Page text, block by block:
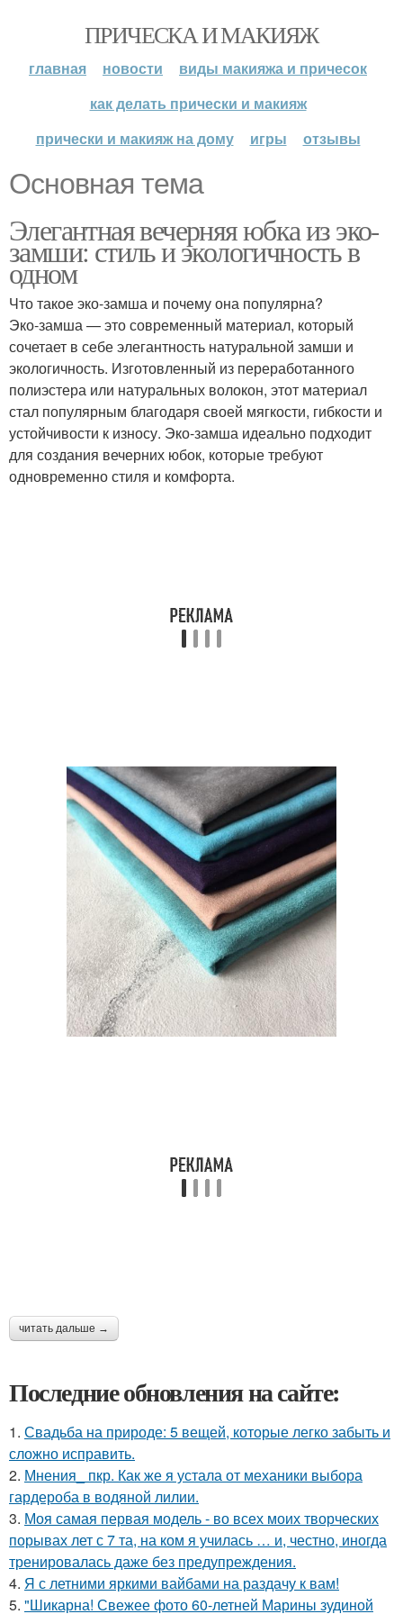
ПРИЧЕСКА И МАКИЯЖ
главная новости
виды макияжа и причесок
как делать прически и макияж
прически и макияж на дому
игры отзывы
Основная тема
Элегантная вечерняя юбка из эко-
замши: стиль и экологичность в
одном
Что такое эко-замша и почему она популярна?
Эко-замша — это современный материал, который
сочетает в себе элегантность натуральной замши и
экологичность. Изготовленный из переработанного
полиэстера или натуральных волокон, этот материал
стал популярным благодаря своей мягкости, гибкости и
устойчивости к износу. Эко-замша идеально подходит
для создания вечерних юбок, которые требуют
одновременно стиля и комфорта.
читать дальше →
Последние обновления на сайте:
1. Свадьба на природе: 5 вещей, которые легко забыть и
сложно исправить.
2. Мнения_ пкр. Как же я устала от механики выбора
гардероба в водяной лилии.
3. Моя самая первая модель - во всех моих творческих
порывах лет с 7 та, на ком я училась … и, честно, иногда
тренировалась даже без предупреждения.
4. Я с летними яркими вайбами на раздачу к вам!
5. "Шикарна! Свежее фото 60-летней Марины зудиной